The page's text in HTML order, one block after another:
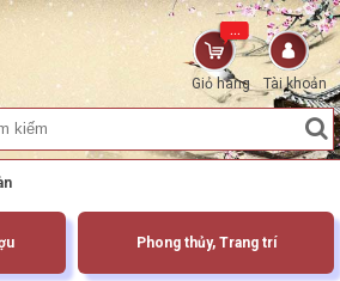
Tài khoản
Giỏ hàng
...
Phong thủy, Trang trí